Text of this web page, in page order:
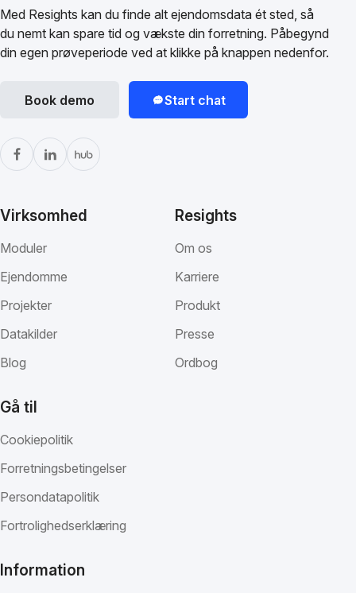
Med Resights kan du finde alt ejendomsdata ét sted, så
du nemt kan spare tid og vækste din forretning. Påbegynd
din egen prøveperiode ved at klikke på knappen nedenfor.
Book demo Start chat
Virksomhed
Moduler
Ejendomme
Projekter
Datakilder
Blog
Resights
Om os
Karriere
Produkt
Presse
Ordbog
Gå til
Cookiepolitik
Forretningsbetingelser
Persondatapolitik
Fortrolighedserklæring
Information